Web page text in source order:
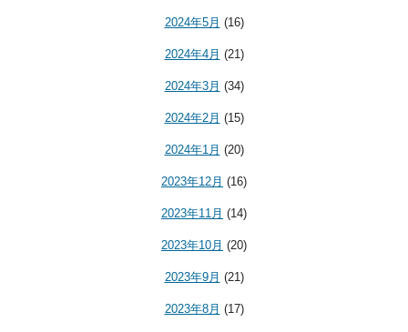
2024年5月 (16)
2024年4月 (21)
2024年3月 (34)
2024年2月 (15)
2024年1月 (20)
2023年12月 (16)
2023年11月 (14)
2023年10月 (20)
2023年9月 (21)
2023年8月 (17)